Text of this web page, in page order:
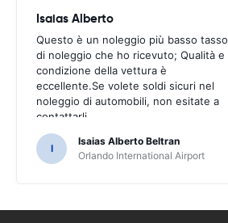
Isaias Alberto
Questo è un noleggio più basso tasso
di noleggio che ho ricevuto; Qualità e
condizione della vettura è
eccellente.Se volete soldi sicuri nel
noleggio di automobili, non esitate a
contattarli
I
Isaias Alberto Beltran
Orlando International Airport